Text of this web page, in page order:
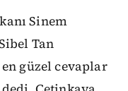
Sinem
Tan
en güzel cevaplar